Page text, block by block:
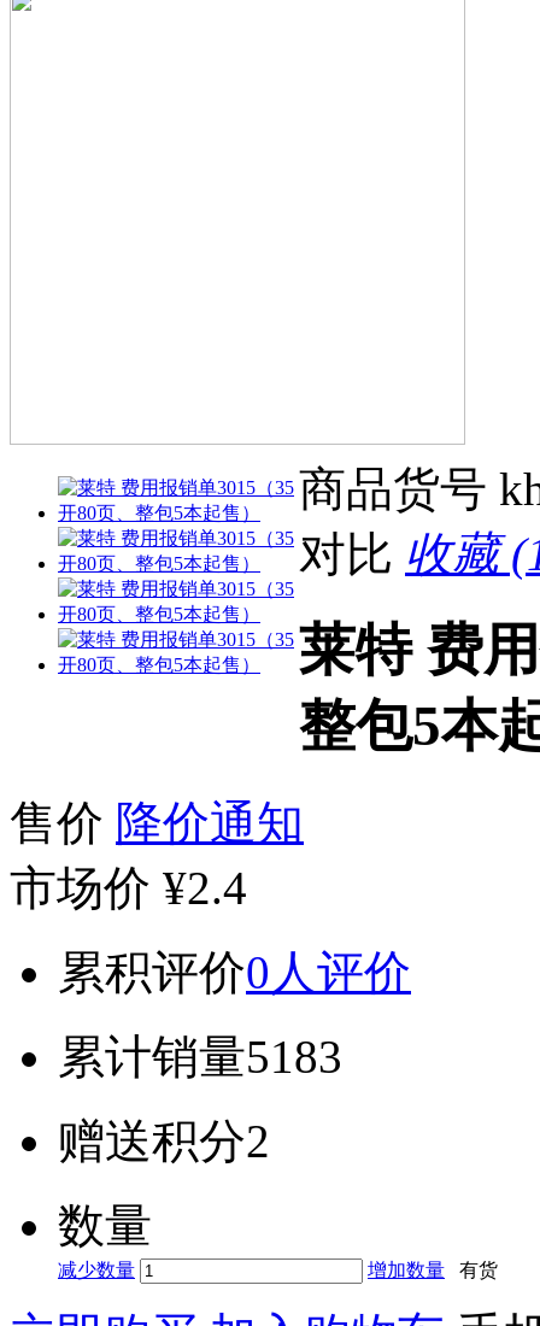
商品货号
对比 收藏
莱特 费
整包5本
售价 降价通知
市场价 ¥2.4
累积评价0人评价
累计销量5183
赠送积分2
数量
减少数量 增加数量 有货